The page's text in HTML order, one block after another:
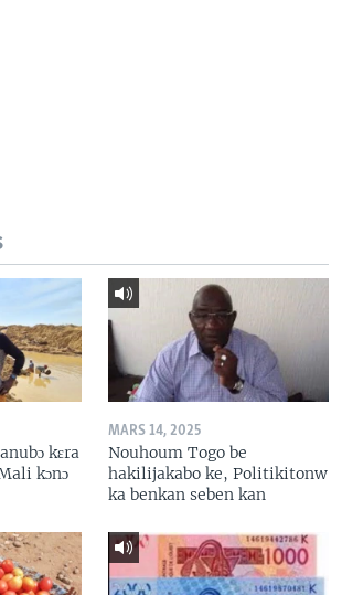
kɛra
kɔnɔ
MARS 14, 2025
Nouhoum Togo be
hakilijakabo ke, Politikitonw
ka benkan seben kan